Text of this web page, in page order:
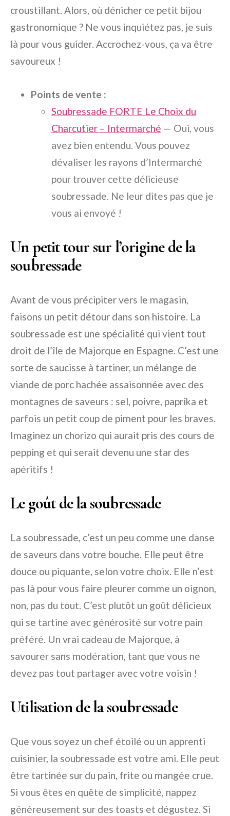
croustillant. Alors, où dénicher ce petit bijou
gastronomique ? Ne vous inquiétez pas, je suis
là pour vous guider. Accrochez-vous, ça va être
savoureux !
Points de vente :
Soubressade FORTE Le Choix du
Charcutier – Intermarché — Oui, vous
avez bien entendu. Vous pouvez
dévaliser les rayons d’Intermarché
pour trouver cette délicieuse
soubressade. Ne leur dites pas que je
vous ai envoyé !
Un petit tour sur l’origine de la
soubressade
Avant de vous précipiter vers le magasin,
faisons un petit détour dans son histoire. La
soubressade est une spécialité qui vient tout
droit de l’île de Majorque en Espagne. C’est une
sorte de saucisse à tartiner, un mélange de
viande de porc hachée assaisonnée avec des
montagnes de saveurs : sel, poivre, paprika et
parfois un petit coup de piment pour les braves.
Imaginez un chorizo qui aurait pris des cours de
pepping et qui serait devenu une star des
apéritifs !
Le goût de la soubressade
La soubressade, c’est un peu comme une danse
de saveurs dans votre bouche. Elle peut être
douce ou piquante, selon votre choix. Elle n’est
pas là pour vous faire pleurer comme un oignon,
non, pas du tout. C’est plutôt un goût délicieux
qui se tartine avec générosité sur votre pain
préféré. Un vrai cadeau de Majorque, à
savourer sans modération, tant que vous ne
devez pas tout partager avec votre voisin !
Utilisation de la soubressade
Que vous soyez un chef étoilé ou un apprenti
cuisinier, la soubressade est votre ami. Elle peut
être tartinée sur du pain, frite ou mangée crue.
Si vous êtes en quête de simplicité, nappez
généreusement sur des toasts et dégustez. Si